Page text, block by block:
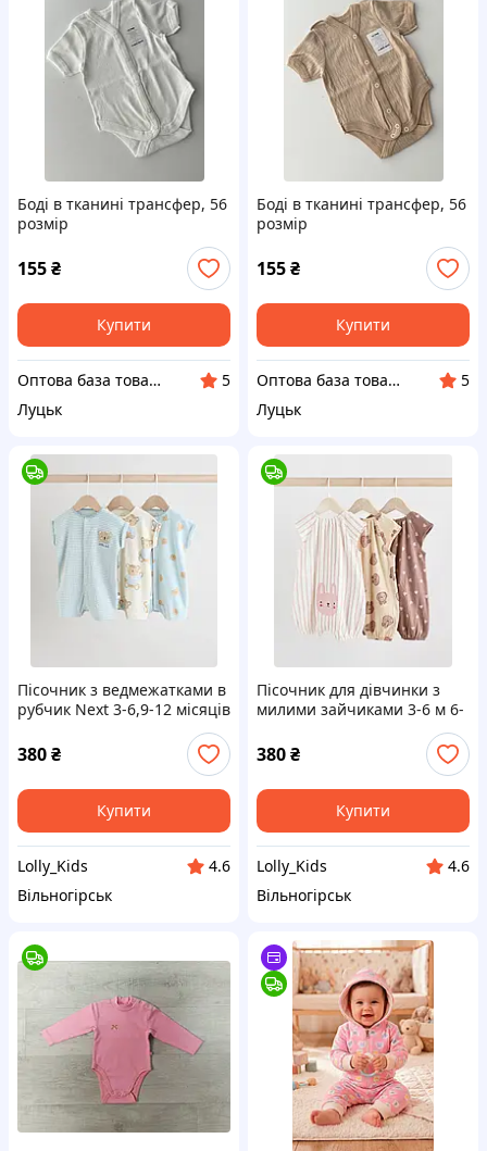
Боді в тканині трансфер, 56
розмір
155₴
Купити
Оптова база товарів від виробника "SuperBaza"
5
Луцьк
Боді в тканині трансфер, 56
розмір
155₴
Купити
Оптова база товарів від виробника "SuperBaza"
5
Луцьк
Пісочник з ведмежатками в
рубчик Next 3-6,9-12 місяців
380₴
Купити
Lolly_Kids
4.6
Вільногірськ
Пісочник для дівчинки з
милими зайчиками 3-6 м 6-
380₴
Купити
Lolly_Kids
4.6
Вільногірськ